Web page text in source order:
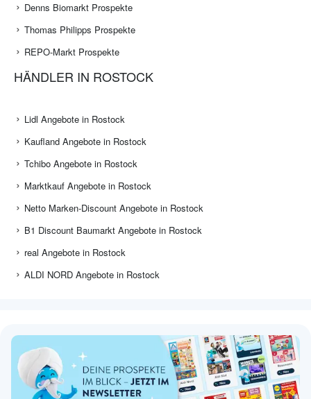
Denns Biomarkt Prospekte
Thomas Philipps Prospekte
REPO-Markt Prospekte
HÄNDLER IN ROSTOCK
Lidl Angebote in Rostock
Kaufland Angebote in Rostock
Tchibo Angebote in Rostock
Marktkauf Angebote in Rostock
Netto Marken-Discount Angebote in Rostock
B1 Discount Baumarkt Angebote in Rostock
real Angebote in Rostock
ALDI NORD Angebote in Rostock